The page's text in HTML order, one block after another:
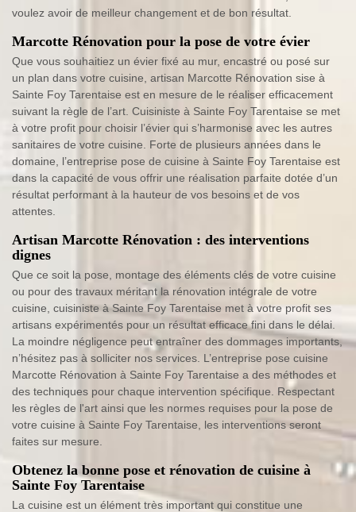
voulez avoir de meilleur changement et de bon résultat.
Marcotte Rénovation pour la pose de votre évier
Que vous souhaitiez un évier fixé au mur, encastré ou posé sur
un plan dans votre cuisine, artisan Marcotte Rénovation sise à
Sainte Foy Tarentaise est en mesure de le réaliser efficacement
suivant la règle de l’art. Cuisiniste à Sainte Foy Tarentaise se met
à votre profit pour choisir l’évier qui s’harmonise avec les autres
sanitaires de votre cuisine. Forte de plusieurs années dans le
domaine, l’entreprise pose de cuisine à Sainte Foy Tarentaise est
dans la capacité de vous offrir une réalisation parfaite dotée d’un
résultat performant à la hauteur de vos besoins et de vos
attentes.
Artisan Marcotte Rénovation : des interventions
dignes
Que ce soit la pose, montage des éléments clés de votre cuisine
ou pour des travaux méritant la rénovation intégrale de votre
cuisine, cuisiniste à Sainte Foy Tarentaise met à votre profit ses
artisans expérimentés pour un résultat efficace fini dans le délai.
La moindre négligence peut entraîner des dommages importants,
n’hésitez pas à solliciter nos services. L’entreprise pose cuisine
Marcotte Rénovation à Sainte Foy Tarentaise a des méthodes et
des techniques pour chaque intervention spécifique. Respectant
les règles de l'art ainsi que les normes requises pour la pose de
votre cuisine à Sainte Foy Tarentaise, les interventions seront
faites sur mesure.
Obtenez la bonne pose et rénovation de cuisine à
Sainte Foy Tarentaise
La cuisine est un élément très important qui constitue une